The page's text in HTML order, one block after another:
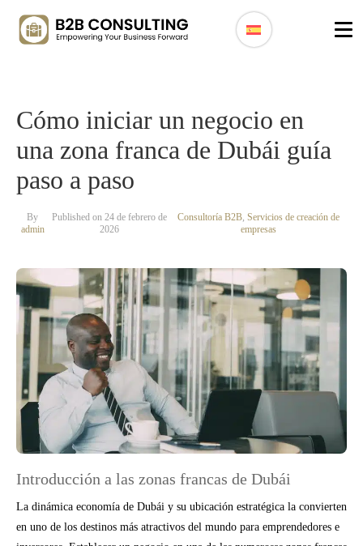
Cómo iniciar un negocio en
una zona franca de Dubái guía
paso a paso
By
admin
Published on 24 de febrero de
2026
Consultoría B2B, Servicios de creación de
empresas
Introducción a las zonas francas de Dubái
La dinámica economía de Dubái y su ubicación estratégica la convierten
en uno de los destinos más atractivos del mundo para emprendedores e